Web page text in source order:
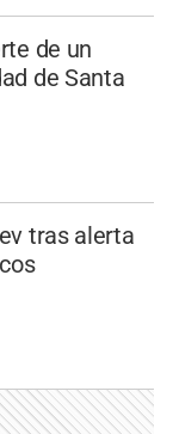
de un
de Santa
tras alerta